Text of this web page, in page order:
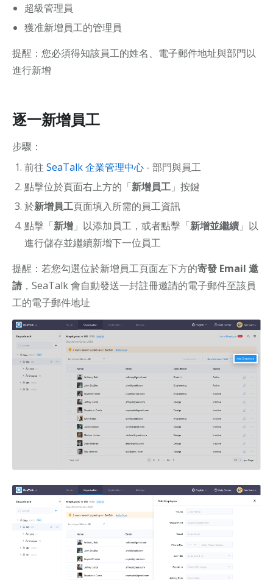
客戶關係管理
超級管理員
獲准新增員工的管理員
提醒：您必須得知該員工的姓名、電子郵件地址與部門以
進行新增
逐一新增員工
步驟：
前往 SeaTalk 企業管理中心 - 部門與員工
點擊位於頁面右上方的「新增員工 」按鍵
於新增員工頁面填入所需的員工資訊
點擊「新增 」以添加員工，或者點擊「新增並繼續 」以
進行儲存並繼續新增下一位員工
提醒：若您勾選位於新增員工頁面左下方的寄發 Email 邀
請 ，SeaTalk 會自動發送一封註冊邀請的電子郵件至該員
工的電子郵件地址